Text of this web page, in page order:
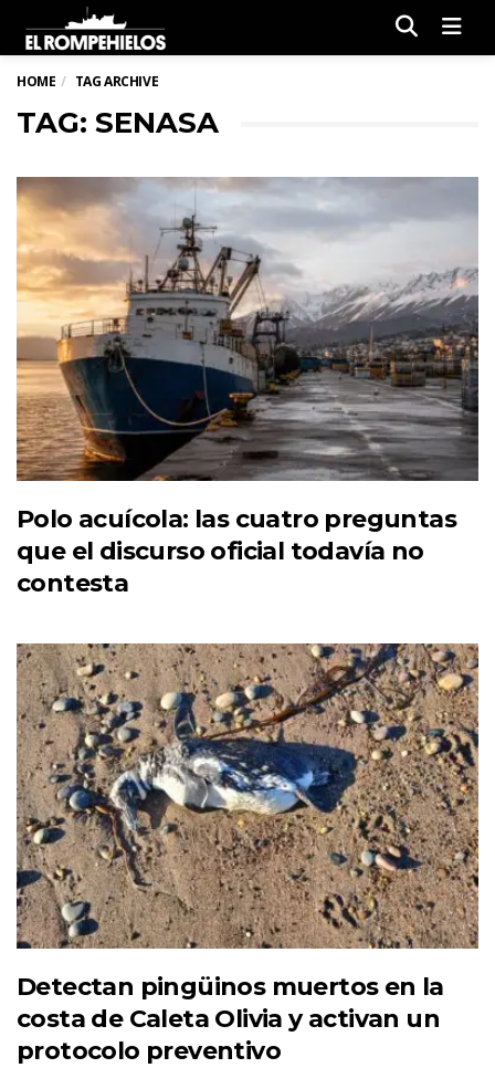
HOME TAG ARCHIVE
TAG: SENASA
Polo acuícola: las cuatro preguntas
que el discurso oficial todavía no
contesta
Detectan pingüinos muertos en la
costa de Caleta Olivia y activan un
protocolo preventivo